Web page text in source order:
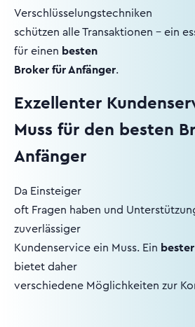
Verschlüsselungstechniken
schützen alle Transaktionen – ein
für einen besten
Broker für Anfänger.
Exzellenter
Muss für den besten
Anfänger
Da Einsteiger
oft Fragen haben und
zuverlässiger
Kundenservice ein Muss. Ein
bietet daher
verschiedene Möglichkeiten zur